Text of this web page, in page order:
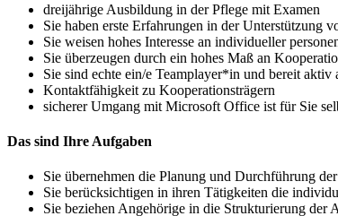
dreijährige Ausbildung in der Pflege mit Examen
Sie haben erste Erfahrungen in der Unterstützung
Sie weisen hohes Interesse an individueller
Sie überzeugen durch ein hohes Maß an
Sie sind echte ein/e Teamplayer*in und bereit
Kontaktfähigkeit zu Kooperationsträgern
sicherer Umgang mit Microsoft Office ist für Sie
Das sind Ihre Aufgaben
Sie übernehmen die Planung und Durchführung
Sie berücksichtigen in ihren Tätigkeiten die
Sie beziehen Angehörige in die Strukturierung der